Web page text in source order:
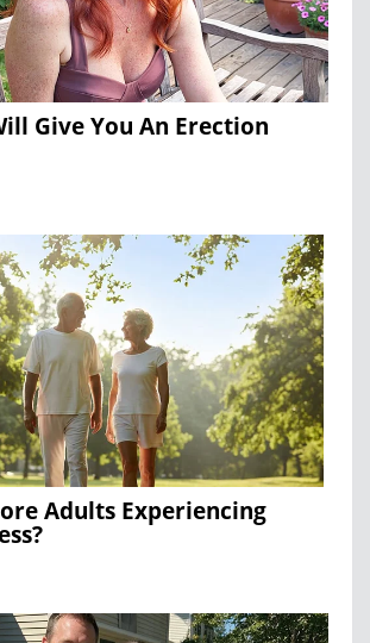
Give You An Erection
Adults Experiencing